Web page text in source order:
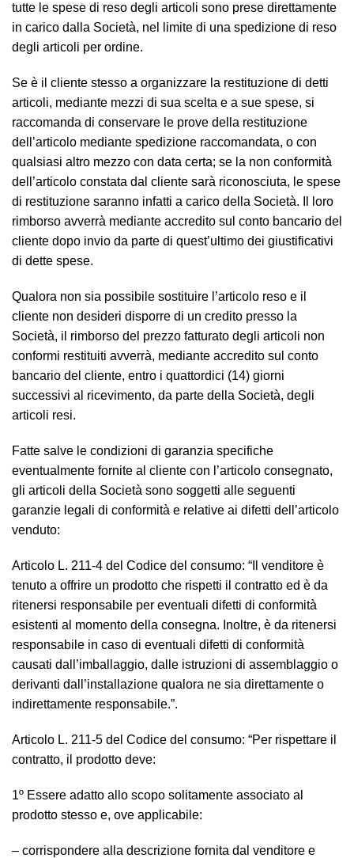
tutte le spese di reso degli articoli sono prese direttamente
in carico dalla Società, nel limite di una spedizione di reso
degli articoli per ordine.
Se è il cliente stesso a organizzare la restituzione di detti
articoli, mediante mezzi di sua scelta e a sue spese, si
raccomanda di conservare le prove della restituzione
dell’articolo mediante spedizione raccomandata, o con
qualsiasi altro mezzo con data certa; se la non conformità
dell’articolo constata dal cliente sarà riconosciuta, le spese
di restituzione saranno infatti a carico della Società. Il loro
rimborso avverrà mediante accredito sul conto bancario del
cliente dopo invio da parte di quest’ultimo dei giustificativi
di dette spese.
Qualora non sia possibile sostituire l’articolo reso e il
cliente non desideri disporre di un credito presso la
Società, il rimborso del prezzo fatturato degli articoli non
conformi restituiti avverrà, mediante accredito sul conto
bancario del cliente, entro i quattordici (14) giorni
successivi al ricevimento, da parte della Società, degli
articoli resi.
Fatte salve le condizioni di garanzia specifiche
eventualmente fornite al cliente con l’articolo consegnato,
gli articoli della Società sono soggetti alle seguenti
garanzie legali di conformità e relative ai difetti dell’articolo
venduto:
Articolo L. 211-4 del Codice del consumo: “ Il venditore è
tenuto a offrire un prodotto che rispetti il contratto ed è da
ritenersi responsabile per eventuali difetti di conformità
esistenti al momento della consegna. Inoltre, è da ritenersi
responsabile in caso di eventuali difetti di conformità
causati dall’imballaggio, dalle istruzioni di assemblaggio o
derivanti dall’installazione qualora ne sia direttamente o
indirettamente responsabile.”.
Articolo L. 211-5 del Codice del consumo: “Per rispettare il
contratto, il prodotto deve:
1º Essere adatto allo scopo solitamente associato al
prodotto stesso e, ove applicabile:
– corrispondere alla descrizione fornita dal venditore e